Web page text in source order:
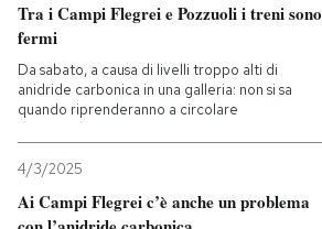
Tra i Campi Flegrei e Pozzuoli i treni sono
fermi
Da sabato, a causa di livelli troppo alti di
anidride carbonica in una galleria: non si sa
quando riprenderanno a circolare
4/3/2025
Ai Campi Flegrei c’è anche un problema